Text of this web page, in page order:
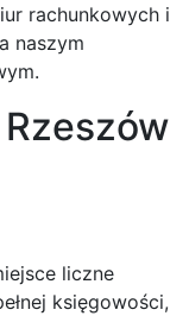
rachunkowych i
naszym
liczne
księgowości,